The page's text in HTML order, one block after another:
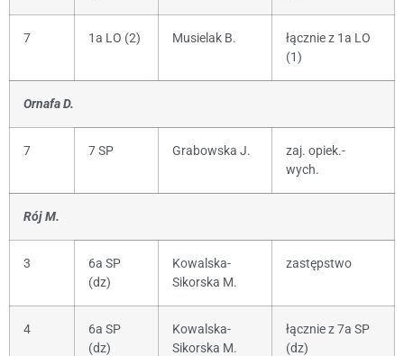
7 1a LO (2) Musielak B.
łącznie z 1a LO
(1)
Ornafa D.
7 7 SP Grabowska J.
zaj. opiek.-
wych.
Rój M.
3
6a SP
(dz)
Kowalska-
Sikorska M.
zastępstwo
4
6a SP
(dz)
Kowalska-
Sikorska M.
łącznie z 7a SP
(dz)